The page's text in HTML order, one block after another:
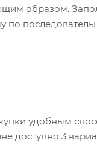
образом.
по
заказ».
удобным
доступно 3